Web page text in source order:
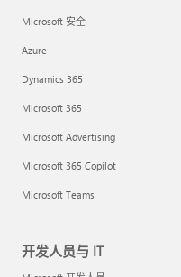
Microsoft 安全
Azure
Dynamics 365
Microsoft 365
Microsoft Advertising
Microsoft 365 Copilot
Microsoft Teams
开发人员与 IT